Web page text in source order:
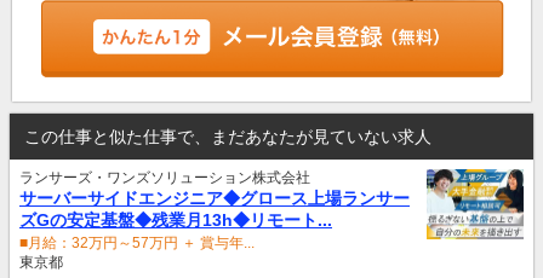
この仕事と似た仕事で、まだあなたが見ていない求人
ランサーズ・ワンズソリューション株式会社
サーバーサイドエンジニア◆グロース上場ランサー
ズGの安定基盤◆残業月13h◆リモート...
■月給：32万円～57万円 ＋ 賞与年...
東京都